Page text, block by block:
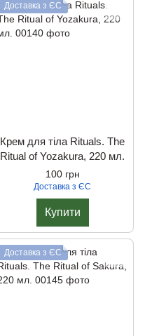
Доставка з ЄС
Крем для тіла Rituals. The
Ritual of Yozakura, 220 мл.
100 грн
Доставка з ЄС
Купити
Доставка з ЄС